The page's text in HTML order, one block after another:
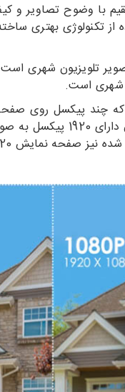
با وضوح تصاویر و
از تکنولوژی بهتری
تلویزیون شهری
شهری است.
که چند پیکسل روی
1920*1080 پیکسل است.